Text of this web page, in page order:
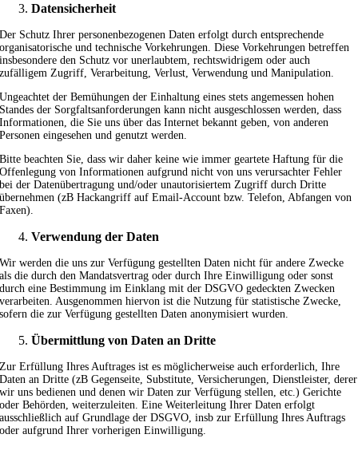
Datensicherheit
Der Schutz Ihrer personenbezogenen Daten erfolgt durch entsprechende
organisatorische und technische Vorkehrungen. Diese Vorkehrungen betreffen
insbesondere den Schutz vor unerlaubtem, rechtswidrigem oder auch
zufälligem Zugriff, Verarbeitung, Verlust, Verwendung und Manipulation.
Ungeachtet der Bemühungen der Einhaltung eines stets angemessen hohen
Standes der Sorgfaltsanforderungen kann nicht ausgeschlossen werden, dass
Informationen, die Sie uns über das Internet bekannt geben, von anderen
Personen eingesehen und genutzt werden.
Bitte beachten Sie, dass wir daher keine wie immer geartete Haftung für die
Offenlegung von Informationen aufgrund nicht von uns verursachter Fehler
bei der Datenübertragung und/oder unautorisiertem Zugriff durch Dritte
übernehmen (zB Hackangriff auf Email-Account bzw. Telefon, Abfangen von
Faxen).
Verwendung der Daten
Wir werden die uns zur Verfügung gestellten Daten nicht für andere Zwecke
als die durch den Mandatsvertrag oder durch Ihre Einwilligung oder sonst
durch eine Bestimmung im Einklang mit der DSGVO gedeckten Zwecken
verarbeiten. Ausgenommen hiervon ist die Nutzung für statistische Zwecke,
sofern die zur Verfügung gestellten Daten anonymisiert wurden.
Übermittlung von Daten an Dritte
Zur Erfüllung Ihres Auftrages ist es möglicherweise auch erforderlich, Ihre
Daten an Dritte (zB Gegenseite, Substitute, Versicherungen, Dienstleister, derer
wir uns bedienen und denen wir Daten zur Verfügung stellen, etc.) Gerichte
oder Behörden, weiterzuleiten. Eine Weiterleitung Ihrer Daten erfolgt
ausschließlich auf Grundlage der DSGVO, insb zur Erfüllung Ihres Auftrags
oder aufgrund Ihrer vorherigen Einwilligung.